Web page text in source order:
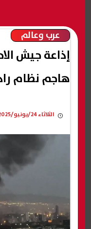
عرب وعالم
إذاعة جيش
هاجم نظام
الثلاثاء 24/يونيو/2025 - 03:56 م